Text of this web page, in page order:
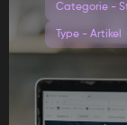
Categorie -
Type - Artikel